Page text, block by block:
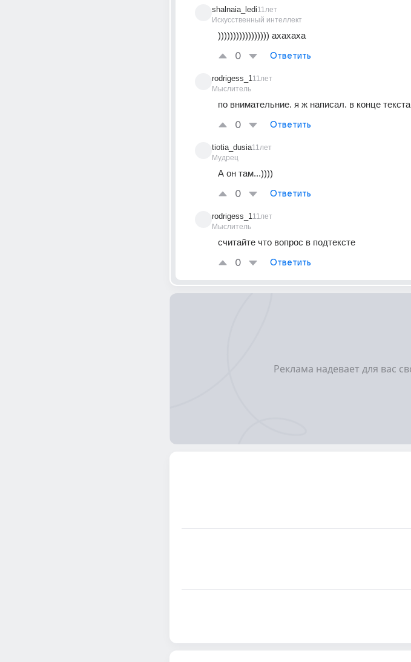
shalnaia_ledi
Искусственный интеллект
11лет
))))))))))))))))) ахахаха
0 Ответить
rodrigess_1
Мыслитель
11лет
по внимательние. я ж написал. в конце текста
0 Ответить
tiotia_dusia
Мудрец
11лет
А он там...))))
0 Ответить
rodrigess_1
Мыслитель
11лет
считайте что вопрос в подтексте
0 Ответить